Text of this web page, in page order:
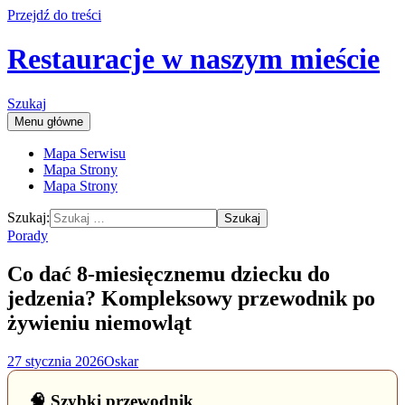
Przejdź do treści
Restauracje w naszym mieście
Szukaj
Menu główne
Mapa Serwisu
Mapa Strony
Mapa Strony
Szukaj:
Porady
Co dać 8-miesięcznemu dziecku do
jedzenia? Kompleksowy przewodnik po
żywieniu niemowląt
27 stycznia 2026Oskar
🧠 Szybki przewodnik